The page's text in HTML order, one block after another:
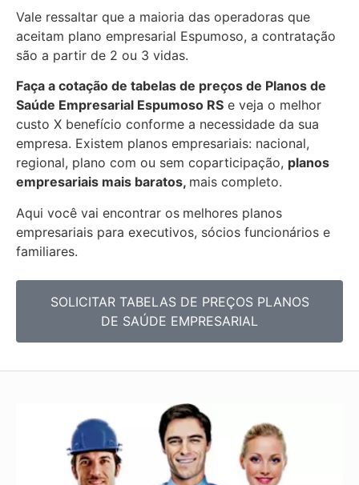
Vale ressaltar que a maioria das operadoras que
aceitam plano empresarial Espumoso, a contratação
são a partir de 2 ou 3 vidas.
Faça a cotação de tabelas de preços de Planos de
Saúde Empresarial Espumoso RS e veja o melhor
custo X benefício conforme a necessidade da sua
empresa. Existem planos empresariais: nacional,
regional, plano com ou sem coparticipação, planos
empresariais mais baratos, mais completo.
Aqui você vai encontrar os melhores planos
empresariais para executivos, sócios funcionários e
familiares.
SOLICITAR TABELAS DE PREÇOS PLANOS
DE SAÚDE EMPRESARIAL